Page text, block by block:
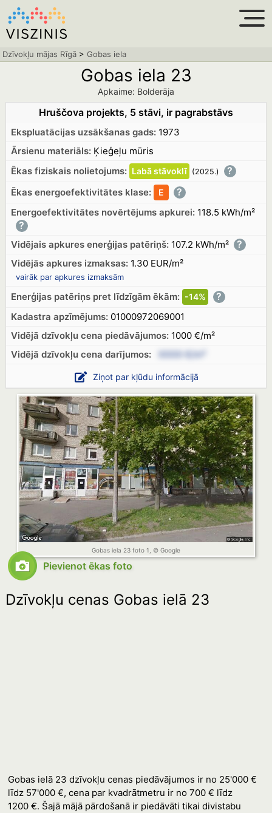
Dzīvokļu mājas Rīgā > Gobas iela
Gobas iela 23
Apkaime: Bolderāja
Hruščova projekts, 5 stāvi, ir pagrabstāvs
Ekspluatācijas uzsākšanas gads:1973
Ārsienu materiāls:Ķieģeļu mūris
Ēkas fiziskais nolietojums: Labāstāvoklī (2025.) ?
Ēkas energoefektivitātes klase: E ?
Energoefektivitātes novērtējums apkurei:118.5 kWh/m²
?
Vidējais apkures enerģijas patēriņš:107.2 kWh/m² ?
Vidējās apkures izmaksas:1.30 EUR/m²
vairāk par apkures izmaksām
Enerģijas patēriņs pret līdzīgām ēkām: -14% ?
Kadastra apzīmējums:01000972069001
Vidējā dzīvokļu cena piedāvājumos:1000 €/m²
Vidējā dzīvokļu cena darījumos: XXXX €/m²
Ziņot par kļūdu informācijā
Gobas iela 23 foto 1, © Google
Pievienot ēkas foto
Dzīvokļu cenas Gobas ielā 23
Gobas ielā 23 dzīvokļu cenas piedāvājumos ir no 25'000 €
līdz 57'000 €, cena par kvadrātmetru ir no 700 € līdz
1200 €. Šajā mājā pārdošanā ir piedāvāti tikai divistabu